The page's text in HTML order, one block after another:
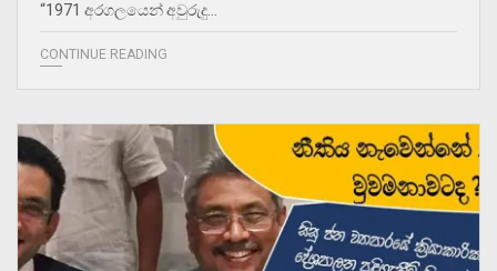
“1971 අරගලයෙන් අවුරුදු…
CONTINUE READING